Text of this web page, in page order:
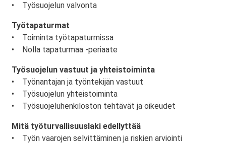
• Työsuojelun valvonta
Työtapaturmat
• Toiminta työtapaturmissa
• Nolla tapaturmaa -periaate
Työsuojelun vastuut ja yhteistoiminta
• Työnantajan ja työntekijän vastuut
• Työsuojelun yhteistoiminta
• Työsuojeluhenkilöstön tehtävät ja oikeudet
Mitä työturvallisuuslaki edellyttää
• Työn vaarojen selvittäminen ja riskien arviointi